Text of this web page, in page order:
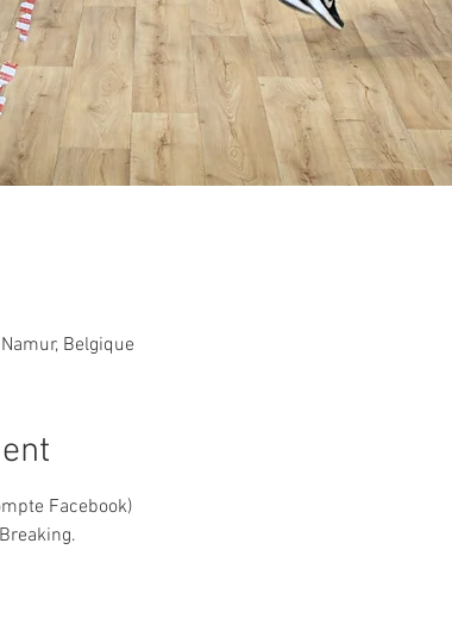
Belgique
Facebook)